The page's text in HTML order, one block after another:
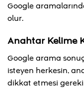
Google
olur.
Anahtar Kelime
Google arama
isteyen herkesin,
dikkat etmesi